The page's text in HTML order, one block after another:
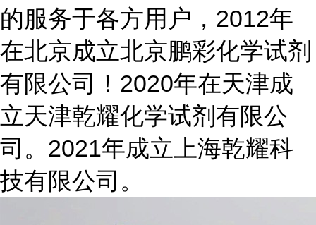
的服务于各方用户，2012年
在北京成立北京鹏彩化学试剂
有限公司！2020年在天津成
立天津乾耀化学试剂有限公
司。2021年成立上海乾耀科
技有限公司。